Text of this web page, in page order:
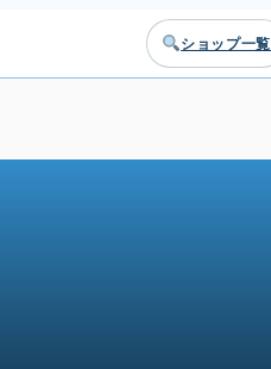
ショップ一覧